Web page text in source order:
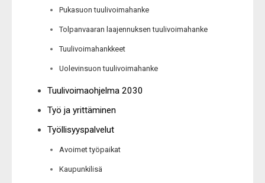
Pukasuon tuulivoimahanke
Tolpanvaaran laajennuksen tuulivoimahanke
Tuulivoimahankkeet
Uolevinsuon tuulivoimahanke
Tuulivoimaohjelma 2030
Työ ja yrittäminen
Työllisyyspalvelut
Avoimet työpaikat
Kaupunkilisä